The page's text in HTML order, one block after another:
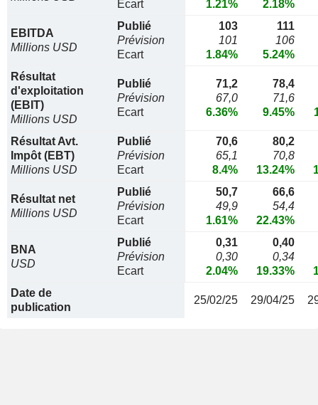
Ecart
1.21%
2.18%
EBITDA
Millions USD
Publié
Prévision
Ecart
103
101
1.84%
111
106
5.24%
Résultat
d'exploitation
(EBIT)
Millions USD
Publié
Prévision
Ecart
71,2
67,0
6.36%
78,4
71,6
9.45%
Résultat Avt.
Impôt (EBT)
Millions USD
Publié
Prévision
Ecart
70,6
65,1
8.4%
80,2
70,8
13.24%
Résultat net
Millions USD
Publié
Prévision
Ecart
50,7
49,9
1.61%
66,6
54,4
22.43%
BNA
USD
Publié
Prévision
Ecart
0,31
0,30
2.04%
0,40
0,34
19.33%
Date de
publication
25/02/25 29/04/25